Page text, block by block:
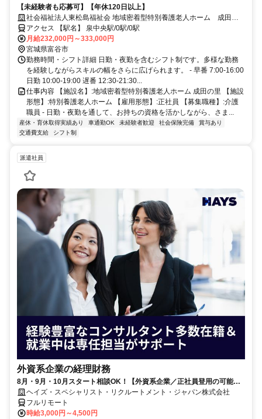
【未経験者も応募可】【年休120日以上】
社会福祉法人東松島福祉会 地域密着型特別養護老人ホーム 成田の
里
アクセス 【駅名】 泉中央駅/0駅/0駅
月給232,000円～333,000円
宮城県富谷市
勤務時間・シフト詳細 日勤・夜勤を含むシフト制です。多様な勤務
を経験しながらスキルの幅をさらに広げられます。 - 早番 7:00-16:00
日勤 10:00-19:00 遅番 12:30-21:30...
仕事内容 【施設名】:地域密着型特別養護老人ホーム 成田の里 【施設
形態】:特別養護老人ホーム 【雇用形態】:正社員 【募集職種】:介護
職員 - 日勤・夜勤を通して、お持ちの資格を活かしながら、さま...
産休・育休取得実績あり 車通勤OK 未経験者歓迎 社会保険完備
賞与あり
交通費支給
シフト制
派遣社員
外資系企業の経理財務
8月・9月・10月スタート相談OK！【外資系企業／正社員登用の可能性
大／700万～800万／リモート勤務OK】経理財務
ヘイズ・スペシャリスト・リクルートメント・ジャパン株式会社
フルリモート
時給3,000円～4,500円